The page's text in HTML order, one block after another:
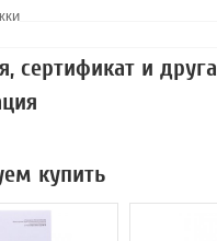
сертификат и
купить